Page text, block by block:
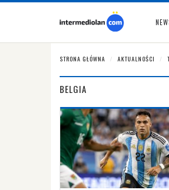
STRONA GŁÓWNA AKTUALNOŚCI
BELGIA